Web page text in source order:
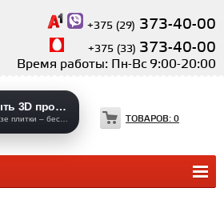
+375 (29) 373-40-00
+375 (33) 373-40-00
Время работы: Пн-Вс 9:00-20:00
Открыть 3D проекты
ТОВАРОВ: 0